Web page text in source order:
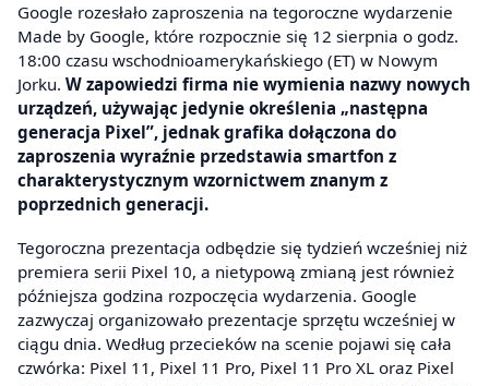
Google rozesłało zaproszenia na tegoroczne wydarzenie
Made by Google, które rozpocznie się 12 sierpnia o godz.
18:00 czasu wschodnioamerykańskiego (ET) w Nowym
Jorku. W zapowiedzi firma nie wymienia nazwy nowych
urządzeń, używając jedynie określenia „następna
generacja Pixel”, jednak grafika dołączona do
zaproszenia wyraźnie przedstawia smartfon z
charakterystycznym wzornictwem znanym z
poprzednich generacji.
Tegoroczna prezentacja odbędzie się tydzień wcześniej niż
premiera serii Pixel 10, a nietypową zmianą jest również
późniejsza godzina rozpoczęcia wydarzenia. Google
zazwyczaj organizowało prezentacje sprzętu wcześniej w
ciągu dnia. Według przecieków na scenie pojawi się cała
czwórka: Pixel 11, Pixel 11 Pro, Pixel 11 Pro XL oraz Pixel